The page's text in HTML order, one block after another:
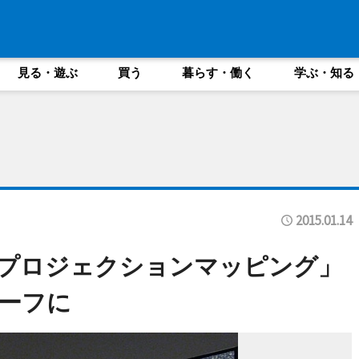
見る・遊ぶ 買う 暮らす・働く 学ぶ・知る
2015.01.14
ロジェクションマッピング」
フに